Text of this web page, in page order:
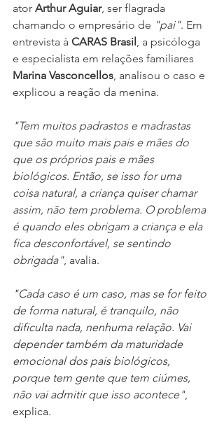
ator Arthur Aguiar, ser flagrada
chamando o empresário de "pai". Em
entrevista à CARAS Brasil , a psicóloga
e especialista em relações familiares
Marina Vasconcellos , analisou o caso e
explicou a reação da menina.
"Tem muitos padrastos e madrastas
que são muito mais pais e mães do
que os próprios pais e mães
biológicos. Então, se isso for uma
coisa natural, a criança quiser chamar
assim, não tem problema. O problema
é quando eles obrigam a criança e ela
fica desconfortável, se sentindo
obrigada", avalia.
"Cada caso é um caso, mas se for feito
de forma natural, é tranquilo, não
dificulta nada, nenhuma relação. Vai
depender também da maturidade
emocional dos pais biológicos,
porque tem gente que tem ciúmes,
não vai admitir que isso acontece"
explica.